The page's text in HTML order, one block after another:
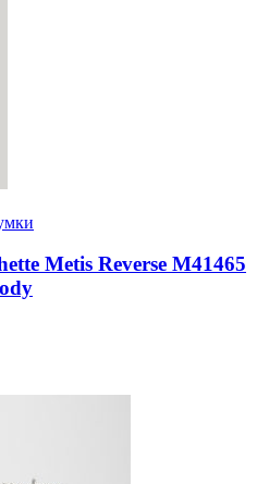
Metis Reverse M41465